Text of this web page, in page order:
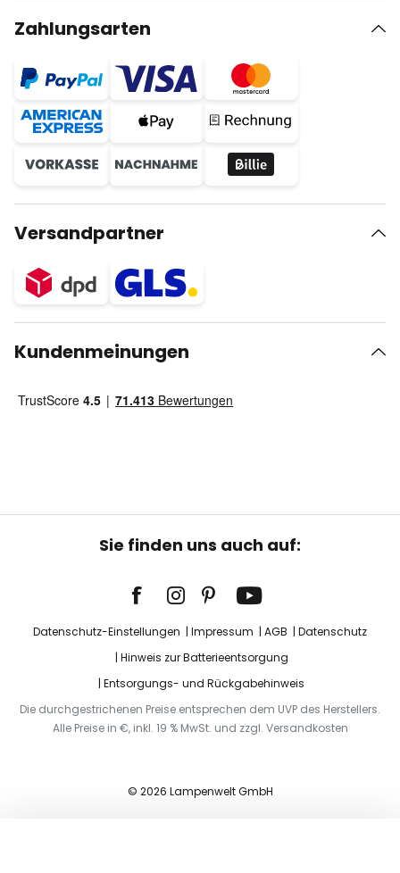
Zahlungsarten
Versandpartner
Kundenmeinungen
Sie finden uns auch auf:
Datenschutz-Einstellungen Impressum AGB
Datenschutz
Hinweis zur Batterieentsorgung
Entsorgungs- und Rückgabehinweis
Die durchgestrichenen Preise entsprechen dem UVP des Herstellers.
Alle Preise in €, inkl. 19 % MwSt. und zzgl. Versandkosten
© 2026 Lampenwelt GmbH